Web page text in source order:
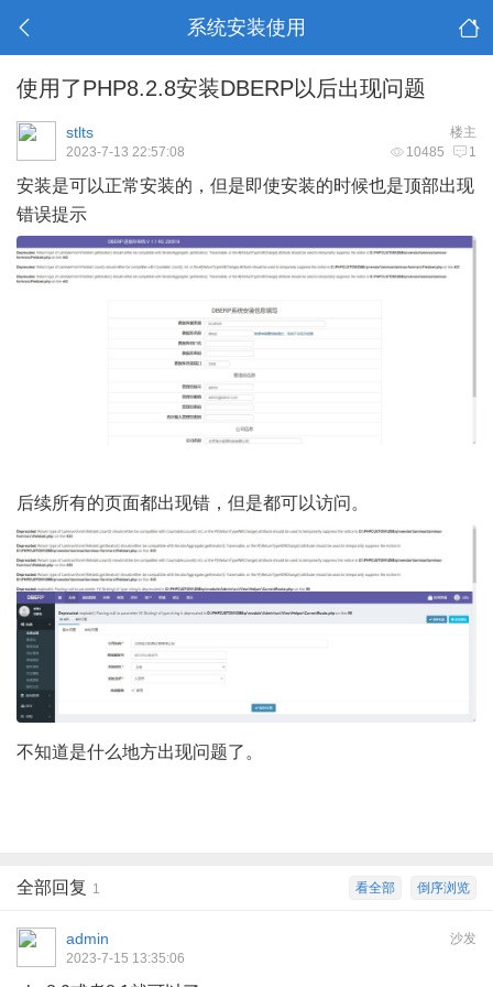
系统安装使用
使用了PHP8.2.8安装DBERP以后出现问题
楼主
stlts
10485 1
2023-7-13 22:57:08
安装是可以正常安装的，但是即使安装的时候也是顶部出现
错误提示
后续所有的页面都出现错，但是都可以访问。
不知道是什么地方出现问题了。
倒序浏览
看全部
全部回复 1
沙发
admin
2023-7-15 13:35:06